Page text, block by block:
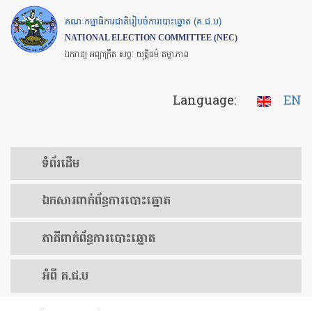
Skip
to
main
គណៈកម្មាធិការជាតិរៀបចំការបោះឆ្នោត (គ.ជ.ប)
NATIONAL ELECTION COMMITTEE (NEC)
ឯករាជ្យ អព្យាក្រឹត សច្ចៈ យុត្តិធម៌ តម្លាភាព
Language: EN
ទំព័រ​ដើម
ឯកសារ​ពាក់ព័ន្ធ​ការ​បោះឆ្នោត
​ភាគីពាក់ព័ន្ធ​​ការ​បោះឆ្នោត
អំពី គ.ជ.ប